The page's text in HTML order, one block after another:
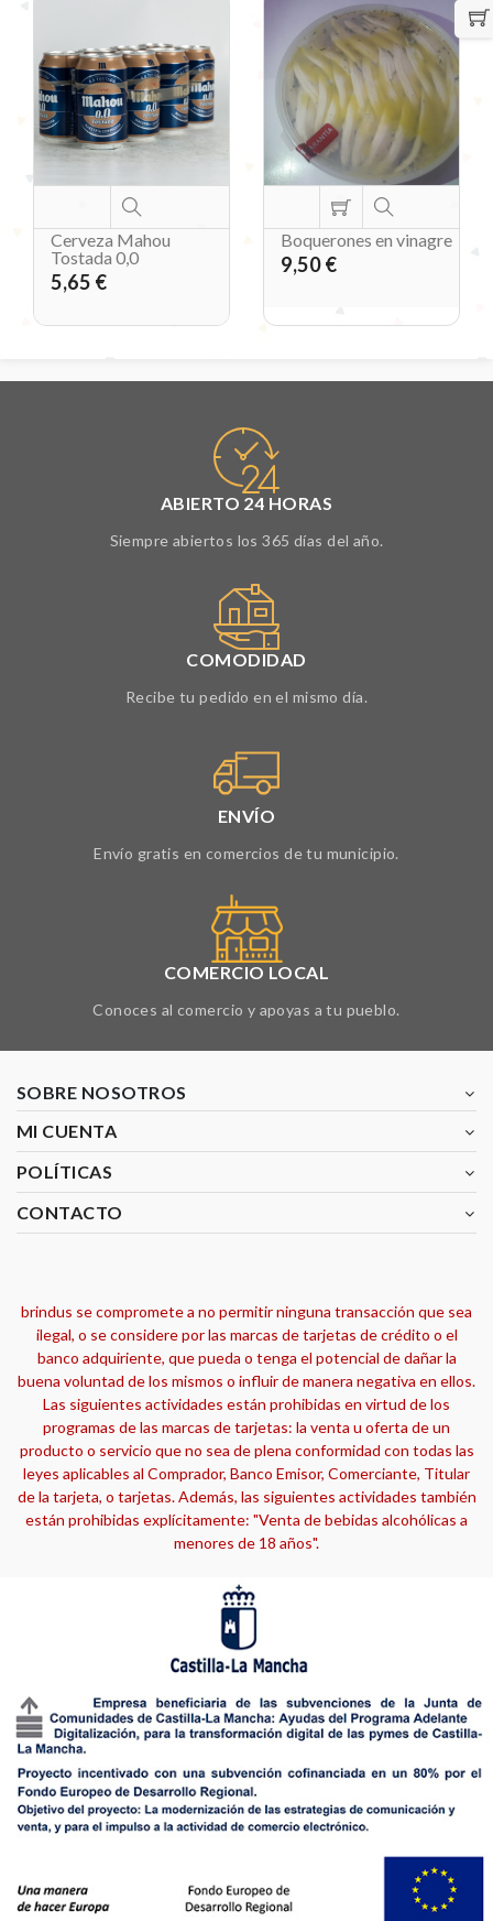
Cerveza Mahou
Tostada 0,0
5,65 €
Boquerones en vinagre
9,50 €
ABIERTO 24 HORAS
Siempre abiertos los 365 días del año.
COMODIDAD
Recibe tu pedido en el mismo día.
ENVÍO
Envío gratis en comercios de tu municipio.
COMERCIO LOCAL
Conoces al comercio y apoyas a tu pueblo.
SOBRE NOSOTROS
MI CUENTA
POLÍTICAS
CONTACTO
brindus se compromete a no permitir ninguna transacción que sea
ilegal, o se considere por las marcas de tarjetas de crédito o el
banco adquiriente, que pueda o tenga el potencial de dañar la
buena voluntad de los mismos o influir de manera negativa en ellos.
Las siguientes actividades están prohibidas en virtud de los
programas de las marcas de tarjetas: la venta u oferta de un
producto o servicio que no sea de plena conformidad con todas las
leyes aplicables al Comprador, Banco Emisor, Comerciante, Titular
de la tarjeta, o tarjetas. Además, las siguientes actividades también
están prohibidas explícitamente: "Venta de bebidas alcohólicas a
menores de 18 años".